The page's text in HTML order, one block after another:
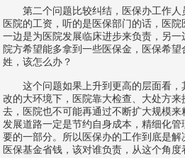
第二个问题比较纠结，医保办工作人
医院的工资，听的是医保部门的话，医
一边是为医院发展临床进步来负责，另一
院方希望能多拿到一些医保金，医保希
姓，该怎么办？
这个问题如果上升到更高的层面看，
改的大环境下，医院靠大检查、大处方
去，医院也不可能再通过不断扩大规模
发展道路一定是节约自身成本，精细化
要的一部分。所以医保办的工作到底是
医保基金省钱，该对谁负责，从这个角度